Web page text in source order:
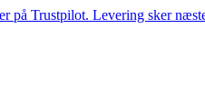
Trustpilot. Levering sker